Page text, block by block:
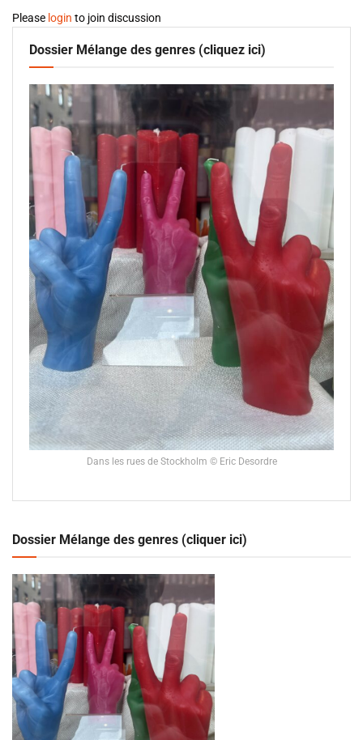
Please login to join discussion
Dossier Mélange des genres (cliquez ici)
Dans les rues de Stockholm © Eric Desordre
Dossier Mélange des genres (cliquer ici)